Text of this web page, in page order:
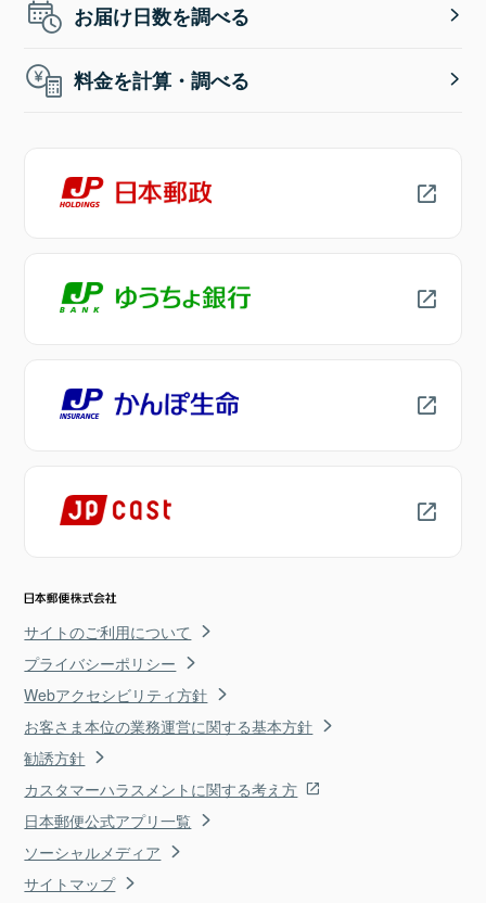
お届け日数を調べる
料金を計算・調べる
サイトのご利用について
プライバシーポリシー
Webアクセシビリティ方針
お客さま本位の業務運営に関する基本方針
勧誘方針
カスタマーハラスメントに関する考え方
日本郵便公式アプリ一覧
ソーシャルメディア
サイトマップ